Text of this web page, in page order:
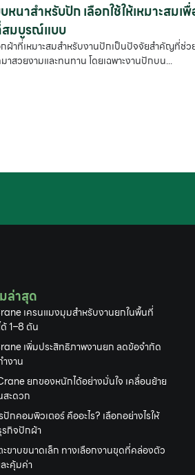
หนาสำหรับปัก เลือกใช้ให้เหมาะสมเ
มบูรณ์แบบ
กผ้าที่เหมาะสมสำหรับงานปักเป็นปัจจัยสำคัญที่ช่ว
าสวยงามและทนทาน โดยเฉพาะงานปักบน...
ล่าสุด
เครนแมงมุมสำหรับงานยกในพื้นที่
1–8 ตัน
เพิ่มประสิทธิภาพงานยก ลดข้อจำกัด
งาน
ยกของหนักได้อย่างมั่นใจ เคลื่อนย้าย
สะดวก
กคอมพิวเตอร์ คืออะไร? เลือกอย่างไรให้
รกิจปักผ้า
ขาบขนาดเล็ก ทางเลือกงานขุดที่คล่องตัว
ะคุ้มค่า